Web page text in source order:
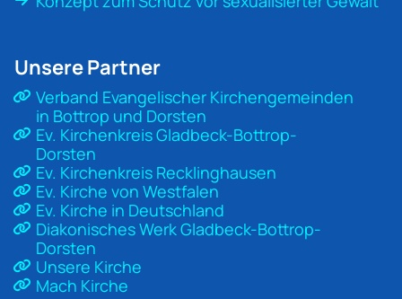
Unsere Partner
Verband Evangelischer Kirchengemeinden
in Bottrop und Dorsten
Ev. Kirchenkreis Gladbeck-Bottrop-
Dorsten
Ev. Kirchenkreis Recklinghausen
Ev. Kirche von Westfalen
Ev. Kirche in Deutschland
Diakonisches Werk Gladbeck-Bottrop-
Dorsten
Unsere Kirche
Mach Kirche